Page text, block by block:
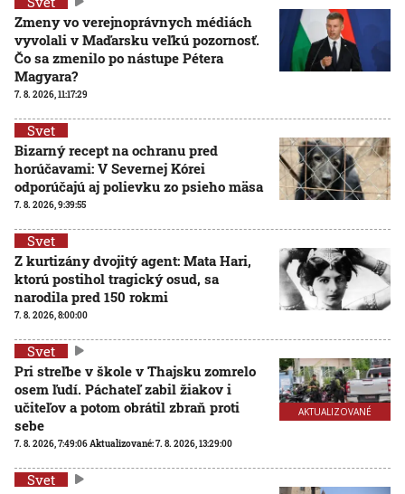
Zmeny vo verejnoprávnych médiách
vyvolali v Maďarsku veľkú pozornosť.
Čo sa zmenilo po nástupe Pétera
Magyara?
7. 8. 2026, 11:17:29
Svet
Bizarný recept na ochranu pred
horúčavami: V Severnej Kórei
odporúčajú aj polievku zo psieho mäsa
7. 8. 2026, 9:39:55
Svet
Z kurtizány dvojitý agent: Mata Hari,
ktorú postihol tragický osud, sa
narodila pred 150 rokmi
7. 8. 2026, 8:00:00
AKTUALIZOVANÉ
Svet
Pri streľbe v škole v Thajsku zomrelo
osem ľudí. Páchateľ zabil žiakov i
učiteľov a potom obrátil zbraň proti
sebe
7. 8. 2026, 7:49:06Aktualizované:7. 8. 2026, 13:29:00
Svet